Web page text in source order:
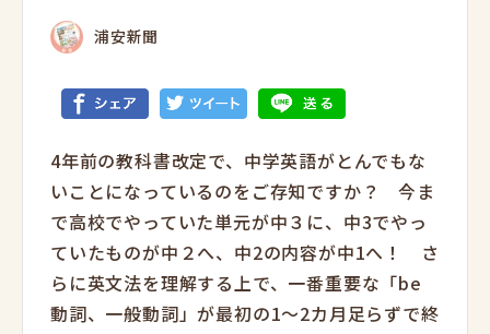
浦安新聞
4年前の教科書改定で、中学英語がとんでもな
いことになっているのをご存知ですか？ 今ま
で高校でやっていた単元が中３に、中3でやっ
ていたものが中２へ、中2の内容が中1へ！ さ
らに英文法を理解する上で、一番重要な「be
動詞、一般動詞」が最初の1～2カ月足らずで終